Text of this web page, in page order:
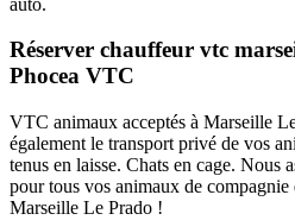
Réserver chauffeur vtc
Phocea VTC
VTC animaux acceptés à Marseille
également le transport privé de vos
tenus en laisse. Chats en cage. Nous
pour tous vos animaux de
Marseille Le Prado !